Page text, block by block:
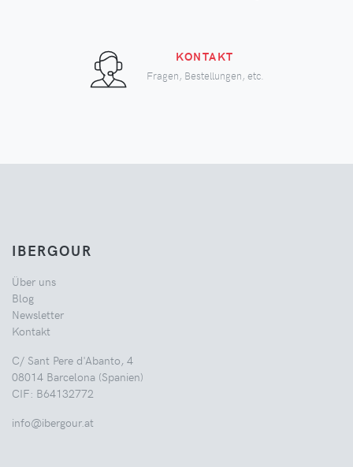
KONTAKT
Fragen, Bestellungen, etc.
IBERGOUR
Über uns
Blog
Newsletter
Kontakt
C/ Sant Pere d'Abanto, 4
08014 Barcelona (Spanien)
CIF: B64132772
info@ibergour.at